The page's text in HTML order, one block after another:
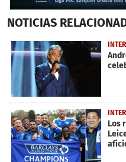
seconds
1
minute,
19
seconds
NOTICIAS
Los